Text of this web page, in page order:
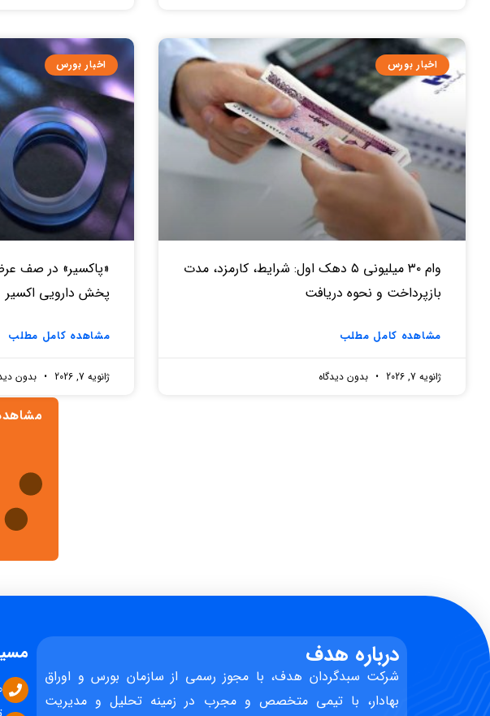
اخبار بورس
وام ۳۰ میلیونی ۵ دهک اول: شرایط، کارمزد، مدت
بازپرداخت و نحوه دریافت
مشاهده کامل مطلب
ژانویه 7, 2026 بدون دیدگاه
اخبار بورس
«پاکسیر» در صف
پخش دارویی اکسیر
مشاهده کامل مطلب
ژانویه 7, 2026 بدون
درباره هدف
شرکت سبدگردان هدف، با مجوز رسمی از سازمان بورس و اوراق
بهادار، با تیمی متخصص و مجرب در زمینه تحلیل و مدیریت